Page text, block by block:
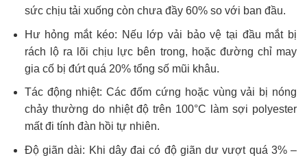
sức chịu tải xuống còn chưa đầy 60% so với ban đầu.
Hư hỏng mắt kéo: Nếu lớp vải bảo vệ tại đầu mắt bị
rách lộ ra lõi chịu lực bên trong, hoặc đường chỉ may
gia cố bị đứt quá 20% tổng số mũi khâu.
Tác động nhiệt: Các đốm cứng hoặc vùng vải bị nóng
chảy thường do nhiệt độ trên 100°C làm sợi polyester
mất đi tính đàn hồi tự nhiên.
Độ giãn dài: Khi dây đai có độ giãn dư vượt quá 3% –